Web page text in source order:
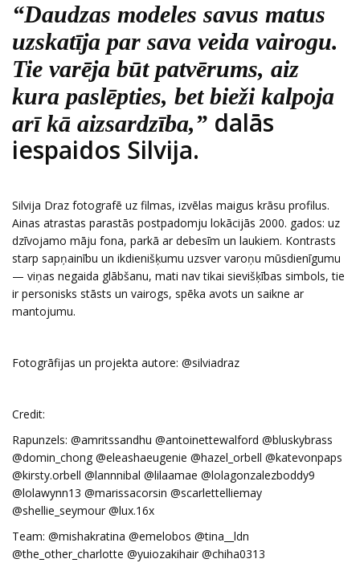
“Daudzas modeles savus matus
uzskatīja par sava veida vairogu.
Tie varēja būt patvērums, aiz
kura paslēpties, bet bieži kalpoja
arī kā aizsardzība,” dalās
iespaidos Silvija.
Silvija Draz fotografē uz filmas, izvēlas maigus krāsu profilus.
Ainas atrastas parastās postpadomju lokācijās 2000. gados: uz
dzīvojamo māju fona, parkā ar debesīm un laukiem. Kontrasts
starp sapņainību un ikdienišķumu uzsver varoņu mūsdienīgumu
— viņas negaida glābšanu, mati nav tikai sievišķības simbols, tie
ir personisks stāsts un vairogs, spēka avots un saikne ar
mantojumu.
Fotogrāfijas un projekta autore: @silviadraz
Credit:
Rapunzels: @amritssandhu @antoinettewalford @bluskybrass
@domin_chong @eleashaeugenie @hazel_orbell @katevonpaps
@kirsty.orbell @lannnibal @lilaamae @lolagonzalezboddy9
@lolawynn13 @marissacorsin @scarlettelliemay
@shellie_seymour @lux.16x
Team: @mishakratina @emelobos @tina__ldn
@the_other_charlotte @yuiozakihair @chiha0313